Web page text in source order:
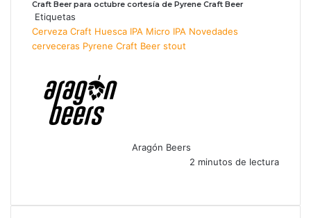
Craft Beer para octubre cortesía de Pyrene Craft Beer
Etiquetas
Cerveza Craft Huesca IPA Micro IPA Novedades
cerveceras Pyrene Craft Beer stout
Aragón Beers
2 minutos de lectura
calm